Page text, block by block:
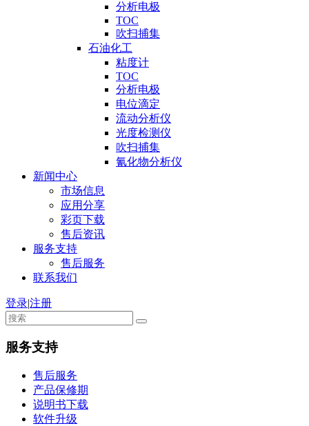
分析电极
TOC
吹扫捕集
石油化工
粘度计
TOC
分析电极
电位滴定
流动分析仪
光度检测仪
吹扫捕集
氰化物分析仪
新闻中心
市场信息
应用分享
彩页下载
售后资讯
服务支持
售后服务
联系我们
登录|注册
服务支持
售后服务
产品保修期
说明书下载
软件升级